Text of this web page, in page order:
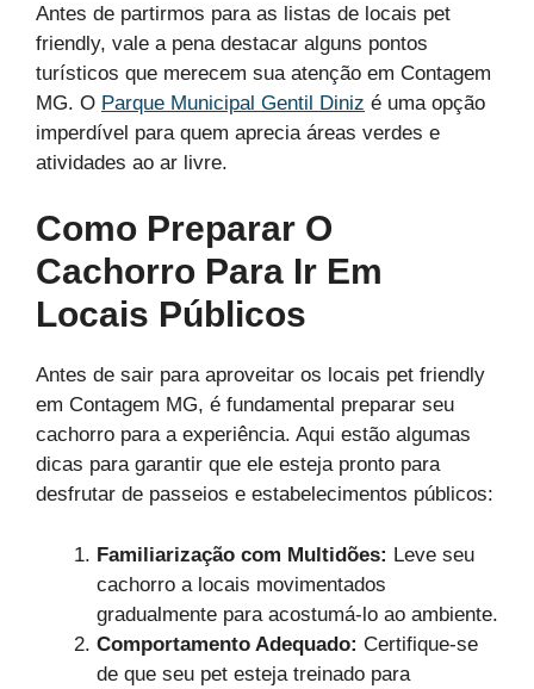
Antes de partirmos para as listas de locais pet
friendly, vale a pena destacar alguns pontos
turísticos que merecem sua atenção em Contagem
MG. O Parque Municipal Gentil Diniz é uma opção
imperdível para quem aprecia áreas verdes e
atividades ao ar livre.
Como Preparar O
Cachorro Para Ir Em
Locais Públicos
Antes de sair para aproveitar os locais pet friendly
em Contagem MG, é fundamental preparar seu
cachorro para a experiência. Aqui estão algumas
dicas para garantir que ele esteja pronto para
desfrutar de passeios e estabelecimentos públicos:
Familiarização com Multidões: Leve seu
cachorro a locais movimentados
gradualmente para acostumá-lo ao ambiente.
Comportamento Adequado: Certifique-se
de que seu pet esteja treinado para